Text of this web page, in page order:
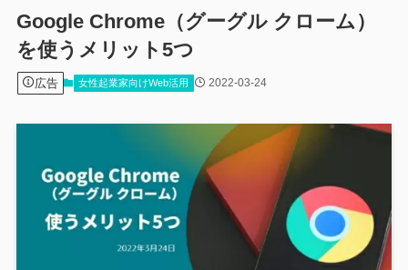
Google Chrome（グーグル クローム）
を使うメリット5つ
広告 女性起業家向けWeb活用 2022-03-24